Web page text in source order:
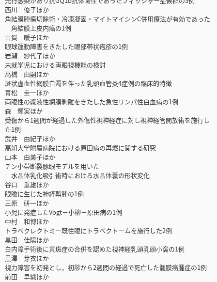
西川 優子ほか
角結膜腫瘍切除術・冷凍凝固・マイトマイシンC併用療法が有効であった
角結膜上皮内癌の1例
古賀 暖子ほか
眼球運動障害をきたした眼部帯状疱疹の1例
岩瀬 紗代子ほか
未就学児における両眼視機能の検討
高橋 由嗣ほか
斑状虚血性網膜白濁を伴った乳頭血管炎4症例の臨床的特徴
青松 圭一ほか
両眼性の漿液性網膜剥離をきたした急性リンパ性白血病の1例
森 輝実ほか
受傷から1週間が経過した外傷性視神経症に対し視神経管開放術を施行し
た1例
武井 由紀子ほか
高知大学附属病院における原田病の再燃に関する研究
山本 由美子ほか
チン小帯断裂豚眼モデルを用いた
水晶体乳化吸引術時における水晶体嚢の形状変化
谷口 重雄ほか
眼瞼に生じた神経鞘腫の1例
三原 研一ほか
小児に発症したVogt－小柳－原田病の1例
中村 和博ほか
トラベクレクトミー既往眼にトラベクトームを施行した2例
黒田 佳陽ほか
白内障手術後に黄斑症の合併を認めた視神経乳頭乳頭小窩の1例
黒澤 芽衣ほか
視力障害を初発とし，初診から2週間の経過で死亡した髄膜癌腫症の1例
前田 早織ほか